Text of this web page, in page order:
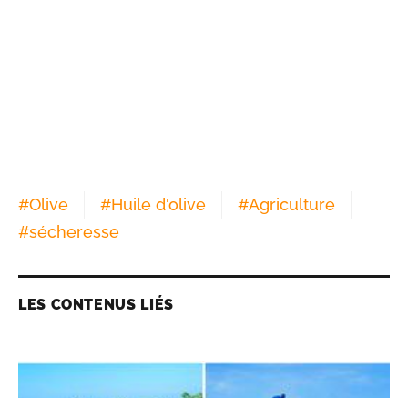
#Olive #Huile d'olive #Agriculture
#sécheresse
LES CONTENUS LIÉS